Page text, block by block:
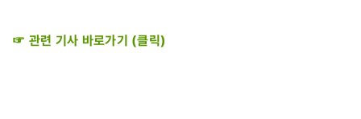
☞ 관련 기사 바로가기 (클릭)